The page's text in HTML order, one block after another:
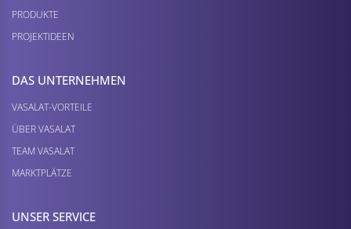
PRODUKTE
PROJEKTIDEEN
DAS UNTERNEHMEN
VASALAT-VORTEILE
ÜBER VASALAT
TEAM VASALAT
MARKTPLÄTZE
UNSER SERVICE